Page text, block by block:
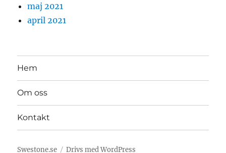
maj 2021
april 2021
Hem
Om oss
Kontakt
Swestone.se Drivs med WordPress